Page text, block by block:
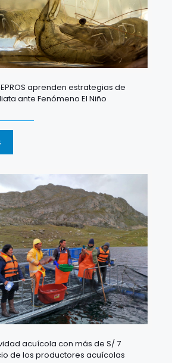
aprenden estrategias de
ante Fenómeno El Niño
acuícola con más de S/ 7
de los productores acuícolas